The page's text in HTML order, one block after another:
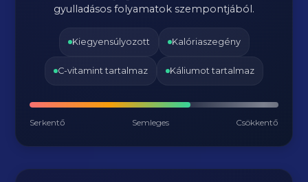
gyulladásos folyamatok szempontjából.
Kiegyensúlyozott Kalóriaszegény
C-vitamint tartalmaz Káliumot tartalmaz
Serkentő Semleges Csökkentő